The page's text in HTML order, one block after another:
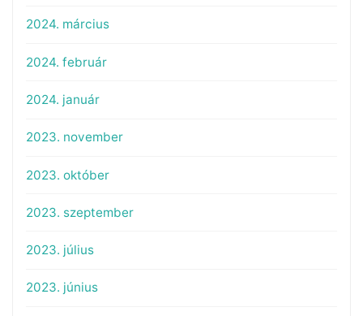
2024. március
2024. február
2024. január
2023. november
2023. október
2023. szeptember
2023. július
2023. június